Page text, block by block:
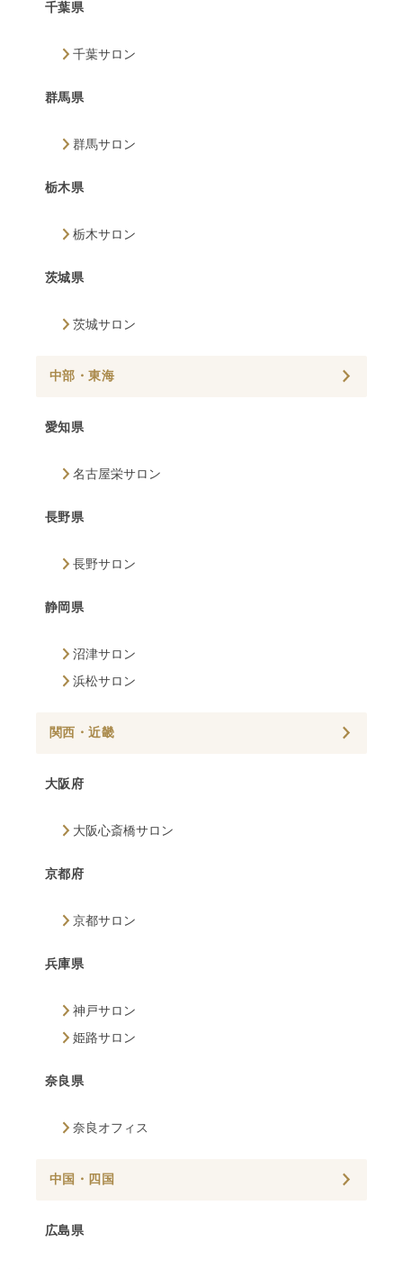
千葉県
千葉サロン
群馬県
群馬サロン
栃木県
栃木サロン
茨城県
茨城サロン
中部・東海
愛知県
名古屋栄サロン
長野県
長野サロン
静岡県
沼津サロン
浜松サロン
関西・近畿
大阪府
大阪心斎橋サロン
京都府
京都サロン
兵庫県
神戸サロン
姫路サロン
奈良県
奈良オフィス
中国・四国
広島県